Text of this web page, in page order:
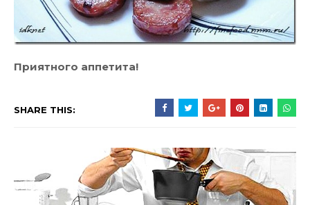
Приятного аппетита!
SHARE THIS: